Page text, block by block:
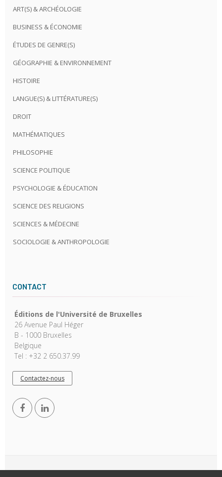
ART(S) & ARCHÉOLOGIE
BUSINESS & ÉCONOMIE
ÉTUDES DE GENRE(S)
GÉOGRAPHIE & ENVIRONNEMENT
HISTOIRE
LANGUE(S) & LITTÉRATURE(S)
DROIT
MATHÉMATIQUES
PHILOSOPHIE
SCIENCE POLITIQUE
PSYCHOLOGIE & ÉDUCATION
SCIENCE DES RELIGIONS
SCIENCES & MÉDECINE
SOCIOLOGIE & ANTHROPOLOGIE
CONTACT
Éditions de l'Université de Bruxelles
26 Avenue Paul Héger
B - 1000 Bruxelles
Belgique
Tel : +32 2 650.37.99
Contactez-nous
Copyright © 2026, EUB. Powered byGiantChair. All Rights